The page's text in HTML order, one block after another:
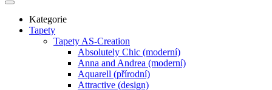
Kategorie
Tapety
Tapety AS-Creation
Absolutely Chic (moderní)
Anna and Andrea (moderní)
Aquarell (přírodní)
Attractive (design)